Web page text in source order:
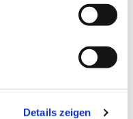
Details zeigen